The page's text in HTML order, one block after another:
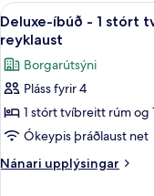
2
svefnherbergi
reyklaust
Skoða
allar
myndir
fyrir
Deluxe-
íbúð
-
1
8
Deluxe-íbúð - 1 stórt
reyklaust
Borgarútsýni
Pláss fyrir 4
1 stórt tvíbreitt rúm og
Ókeypis þráðlaust net
Nánari upplýsingar
Nánari